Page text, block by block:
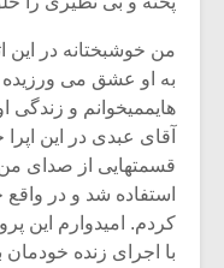
من خوشبختانه در
به او عشق می ورزیده
هایممیخوانم و زندگی
آقای عبدی در این
قسمتهایی از صدای من
استفاده شد و در
کردم. امیدوارم این
با اجرای زنده خودمان